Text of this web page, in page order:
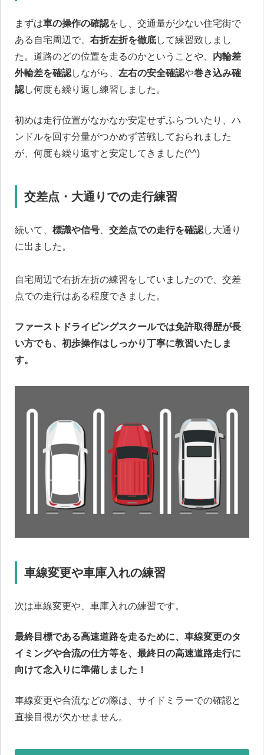
まずは車の操作の確認をし、交通量が少ない住宅街で
ある自宅周辺で、 右折左折を徹底して練習致しまし
た。道路のどの位置を走るのかということや、 内輪差
外輪差を確認しながら、 左右の安全確認や巻き込み確
認し何度も繰り返し練習しました。
初めは走行位置がなかなか安定せずふらついたり、ハ
ンドルを回す分量がつかめず苦戦しておられました
が、何度も繰り返すと安定してきました(^^)
交差点・大通りでの走行練習
続いて、 標識や信号、 交差点での走行を確認し大通り
に出ました。
自宅周辺で右折左折の練習をしていましたので、交差
点での走行はある程度できました。
ファーストドライビングスクールでは免許取得歴が長
い方でも、初歩操作はしっかり丁寧に教習いたしま
す。
車線変更や車庫入れの練習
次は車線変更や、車庫入れの練習です。
最終目標である高速道路を走るために、車線変更のタ
イミングや合流の仕方等を、最終日の高速道路走行に
向けて念入りに準備しました！
車線変更や合流などの際は、サイドミラーでの確認と
直接目視が欠かせません。